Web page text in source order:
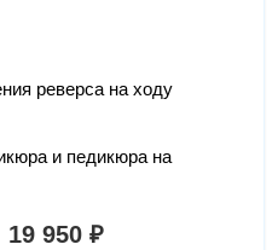
реверса на ходу
и педикюра на
19 950 ₽